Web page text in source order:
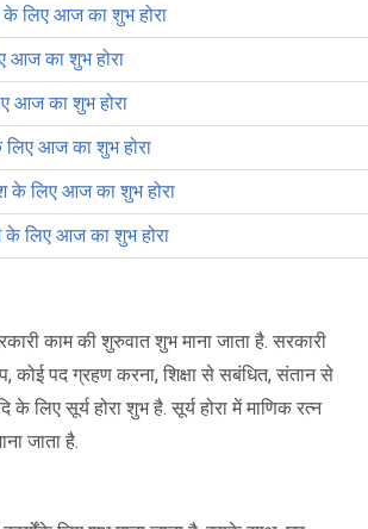
के लिए आज का शुभ होरा
आज का शुभ होरा
आज का शुभ होरा
आज का शुभ होरा
के लिए आज का शुभ होरा
के लिए आज का शुभ होरा
काम की शुरुवात शुभ माना जाता है. सरकारी
कोई पद ग्रहण करना, शिक्षा से सबंधित, संतान से
के लिए सूर्य होरा शुभ है. सूर्य होरा में माणिक रत्न
जाता है.